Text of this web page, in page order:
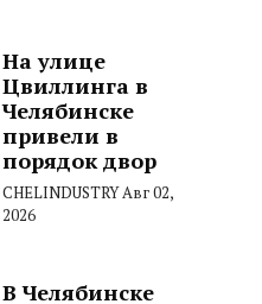
На улице
Цвиллинга в
Челябинске
привели в
порядок двор
CHELINDUSTRYАвг 02,
2026
В Челябинске